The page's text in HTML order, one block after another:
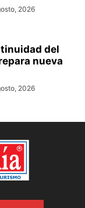
2026
del
nueva
2026